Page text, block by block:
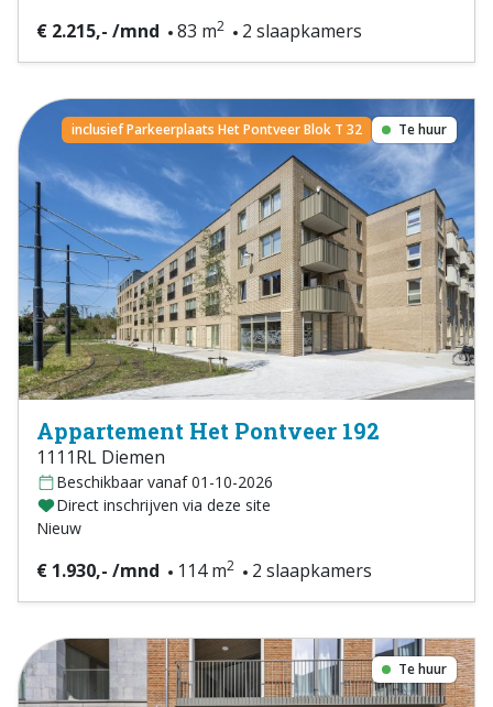
€ 2.215,- /mnd 83 m2 2 slaapkamers
inclusief Parkeerplaats Het Pontveer Blok T 32 Te huur
Appartement Het Pontveer 192
1111RL Diemen
Beschikbaar vanaf 01-10-2026
Direct inschrijven via deze site
Nieuw
€ 1.930,- /mnd 114 m2 2 slaapkamers
Te huur